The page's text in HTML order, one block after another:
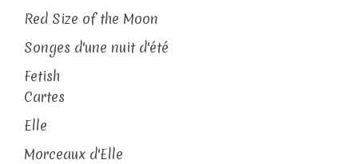
Red Size of the Moon
Songes d'une nuit d'été
Fetish
Cartes
Elle
Morceaux d'Elle